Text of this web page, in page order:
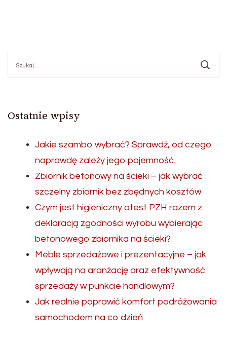
Ostatnie wpisy
Jakie szambo wybrać? Sprawdź, od czego
naprawdę zależy jego pojemność.
Zbiornik betonowy na ścieki – jak wybrać
szczelny zbiornik bez zbędnych kosztów
Czym jest higieniczny atest PZH razem z
deklaracją zgodności wyrobu wybierając
betonowego zbiornika na ścieki?
Meble sprzedażowe i prezentacyjne – jak
wpływają na aranżację oraz efektywność
sprzedaży w punkcie handlowym?
Jak realnie poprawić komfort podróżowania
samochodem na co dzień